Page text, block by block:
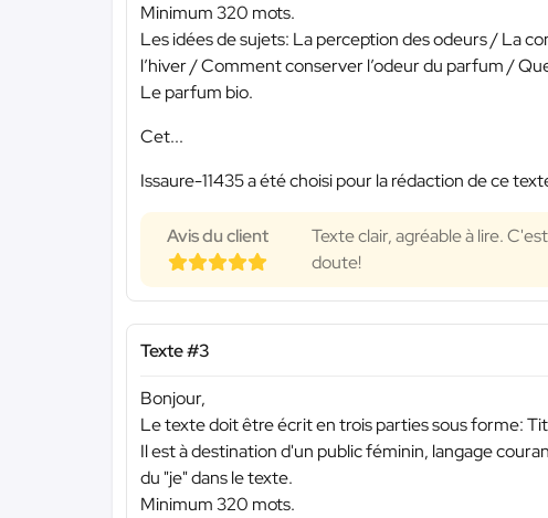
Minimum 320 mots.
Les idées de sujets: La perception des odeurs / La
l’hiver / Comment conserver l’odeur du parfum /
Le parfum bio.
Cet...
Issaure-11435 a été choisi pour la rédaction de ce
Avis du client
Texte clair, agréable à lire.
doute!
Texte #3
Bonjour,
Le texte doit être écrit en trois parties sous forme:
Il est à destination d'un public féminin, langage
du "je" dans le texte.
Minimum 320 mots.